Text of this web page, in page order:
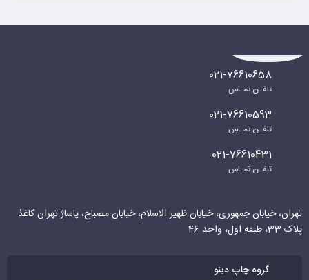
021-76610658
تلفـن تمـاس
021-76610593
تلفـن تمـاس
021-76610431
تلفـن تمـاس
تهران، خیابان جمهوری، خیابان ظهیر الاسلام، خیابان مصباح، پاساژ تهران کاغذ
پلاک 33، طبقه اول، واحد 46
گروه چاپ دینو